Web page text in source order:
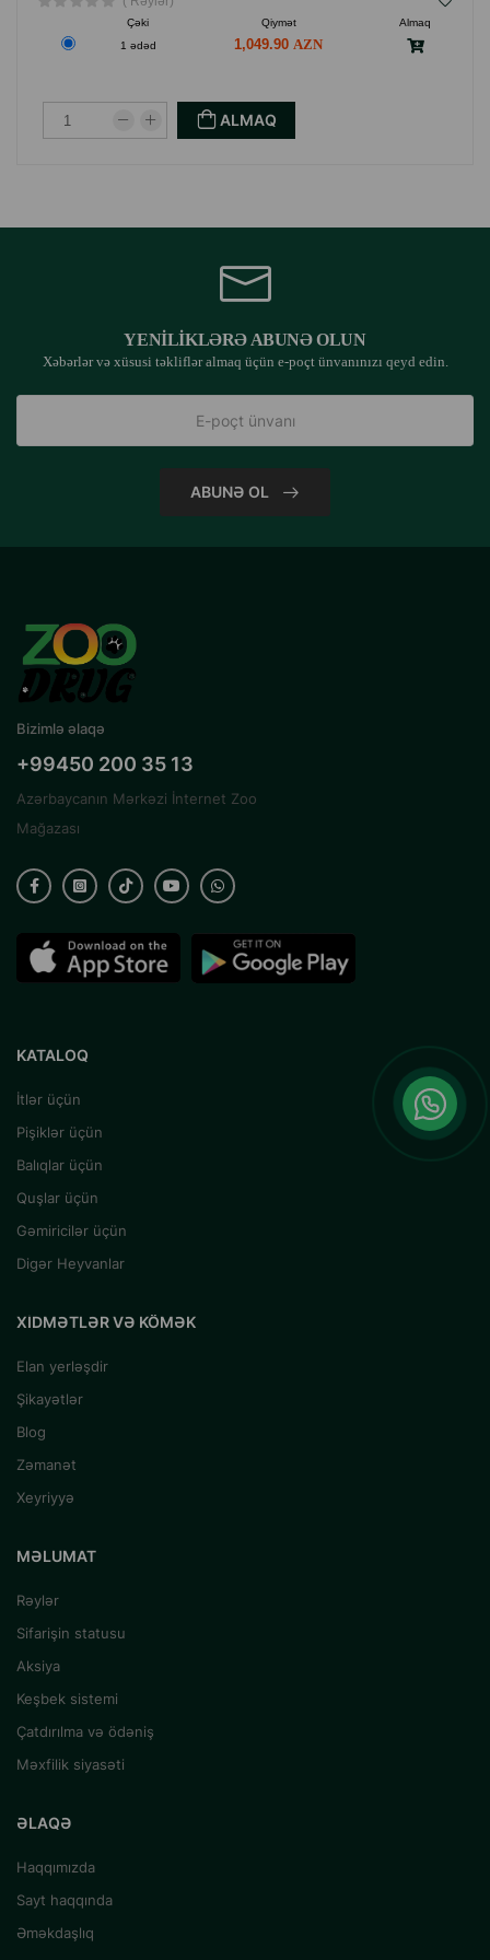
yüngül və rahat daşınma
Çəki Qiymət
Almaq
1 ədəd
1,049.90
ALMAQ
YENILIKLƏRƏ ABUNƏ OLUN
Xəbərlər və xüsusi təkliflər almaq üçün e-poçt ünvanınızı qeyd edin.
ABUNƏ OL
Bizimlə əlaqə
+99450 200 35 13
Azərbaycanın Mərkəzi İnternet Zoo
Mağazası
KATALOQ
İtlər üçün
Pişiklər üçün
Balıqlar üçün
Quşlar üçün
Gəmiricilər üçün
Digər Heyvanlar
XIDMƏTLƏR VƏ KÖMƏK
Elan yerləşdir
Şikayətlər
Blog
Zəmanət
Xeyriyyə
MƏLUMAT
Rəylər
Sifarişin statusu
Aksiya
Keşbek sistemi
Çatdırılma və ödəniş
Məxfilik siyasəti
ƏLAQƏ
Haqqımızda
Sayt haqqında
Əməkdaşlıq